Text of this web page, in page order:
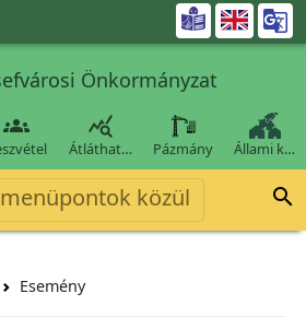

Önkormányzat
 
Átláthat… Pázmány Állami k…
közül 
Esemény